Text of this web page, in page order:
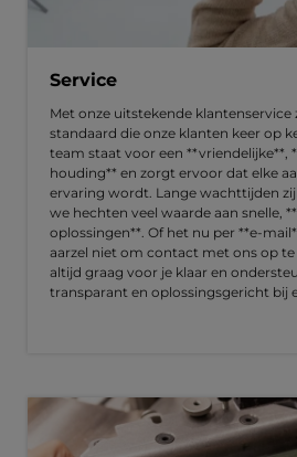
Service
Met onze uitstekende klantenservice
standaard die onze klanten keer op
team staat voor een **vriendelijke**,
houding** en zorgt ervoor dat elke
ervaring wordt. Lange wachttijden
we hechten veel waarde aan snelle,
oplossingen**. Of het nu per **e-
aarzel niet om contact met ons op te
altijd graag voor je klaar en
transparant en oplossingsgericht bij